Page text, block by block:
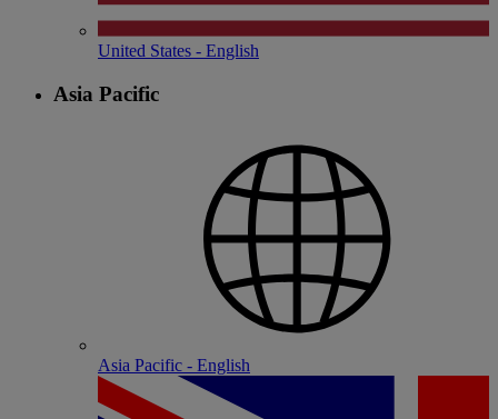
United States - English
Asia Pacific
Asia Pacific - English